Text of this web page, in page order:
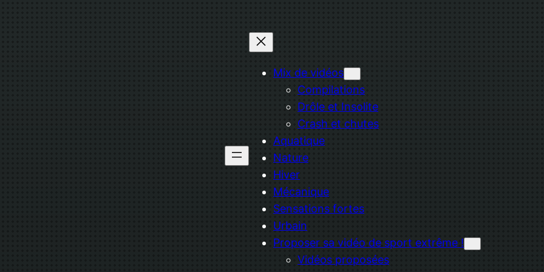
Mix de vidéos
Compilations
Drôle et Insolite
Crash et chutes
Aquatique
Nature
Hiver
Mécanique
Sensations fortes
Urbain
Proposer sa vidéo de sport extrême !
Vidéos proposées